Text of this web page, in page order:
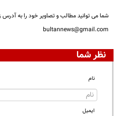
شما می توانید مطالب و تصاویر خود را به آدرس
bultannews@gmail.com
نظر شما
نام
ایمیل